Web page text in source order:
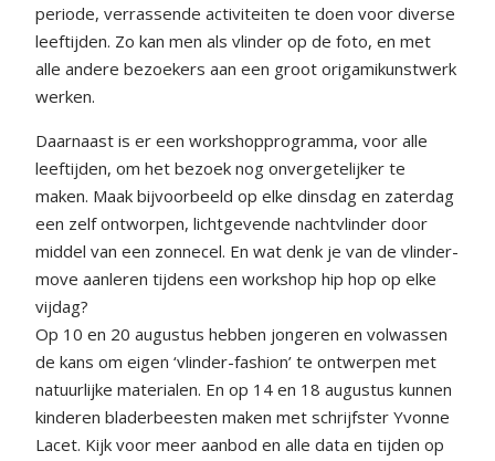
periode, verrassende activiteiten te doen voor diverse
leeftijden. Zo kan men als vlinder op de foto, en met
alle andere bezoekers aan een groot origamikunstwerk
werken.
Daarnaast is er een workshopprogramma, voor alle
leeftijden, om het bezoek nog onvergetelijker te
maken. Maak bijvoorbeeld op elke dinsdag en zaterdag
een zelf ontworpen, lichtgevende nachtvlinder door
middel van een zonnecel. En wat denk je van de vlinder-
move aanleren tijdens een workshop hip hop op elke
vijdag?
Op 10 en 20 augustus hebben jongeren en volwassen
de kans om eigen ‘vlinder-fashion’ te ontwerpen met
natuurlijke materialen. En op 14 en 18 augustus kunnen
kinderen bladerbeesten maken met schrijfster Yvonne
Lacet. Kijk voor meer aanbod en alle data en tijden op